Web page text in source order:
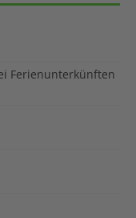
Ferienunterkünften